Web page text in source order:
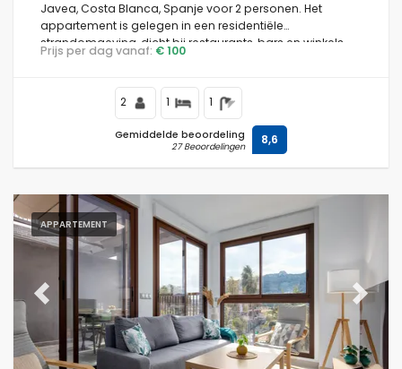
Javea, Costa Blanca, Spanje voor 2 personen. Het
appartement is gelegen in een residentiële
strandomgeving, dicht bij restaurants, bars en winkels,
op 1 km van La Grava Port, Javea strand, en 1 km van de
Prijs per dag vanaf: € 100
2 1 1
Gemiddelde beoordeling
27 Beoordelingen 8,6
APPARTEMENT
Previous Next